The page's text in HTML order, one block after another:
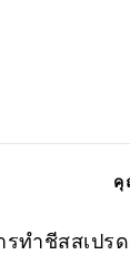
รทำชีสสเปร